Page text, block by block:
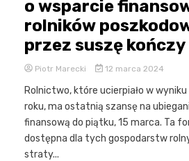
o wsparcie
rolników
przez suszę kończy
Piotr Marecki 12 marca 2024
Rolnictwo, które ucierpiało w
roku, ma ostatnią szansę na
finansową do piątku, 15 marca. Ta
dostępna dla tych gospodarstw
straty...